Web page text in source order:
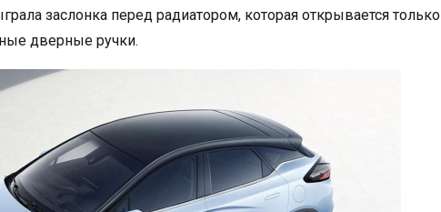
заслонка перед радиатором, которая открывается только
дверные ручки.